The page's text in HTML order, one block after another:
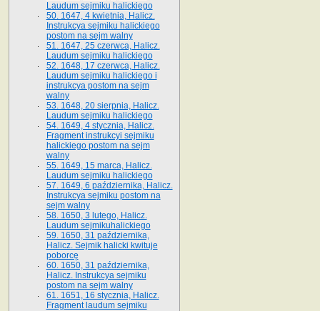
Laudum sejmiku halickiego
50. 1647, 4 kwietnia, Halicz.
Instrukcya sejmiku halickiego
postom na sejm walny
51. 1647, 25 czerwca, Halicz.
Laudum sejmiku halickiego
52. 1648, 17 czerwca, Halicz.
Laudum sejmiku halickiego i
instrukcya postom na sejm
walny
53. 1648, 20 sierpnia, Halicz.
Laudum sejmiku halickiego
54. 1649, 4 stycznia, Halicz.
Fragment instrukcyi sejmiku
halickiego postom na sejm
walny
55. 1649, 15 marca, Halicz.
Laudum sejmiku halickiego
57. 1649, 6 października, Halicz.
Instrukcya sejmiku postom na
sejm walny
58. 1650, 3 lutego, Halicz.
Laudum sejmikuhalickiego
59. 1650, 31 października,
Halicz. Sejmik halicki kwituje
poborcę
60. 1650, 31 października,
Halicz. Instrukcya sejmiku
postom na sejm walny
61. 1651, 16 stycznia, Halicz.
Fragment laudum sejmiku